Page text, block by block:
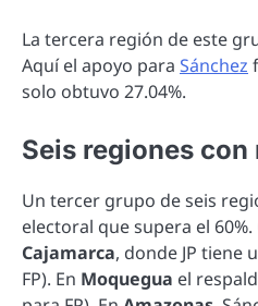
La tercera región de este
Aquí el apoyo para Sánchez
solo obtuvo 27.04%.
Seis regiones con
Un tercer grupo de seis
electoral que supera el
Cajamarca, donde JP tiene
FP). En Moquegua el